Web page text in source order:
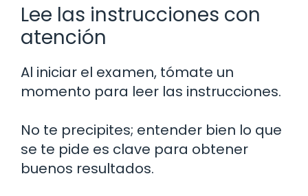
Lee las instrucciones con
atención
Al iniciar el examen, tómate un
momento para leer las instrucciones.
No te precipites; entender bien lo que
se te pide es clave para obtener
buenos resultados.